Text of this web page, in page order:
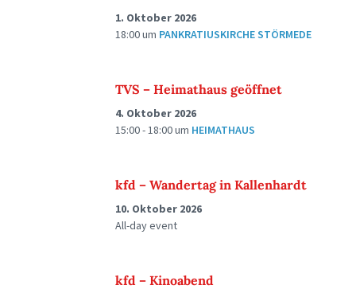
1. Oktober 2026
18:00um PANKRATIUSKIRCHE STÖRMEDE
TVS – Heimathaus geöffnet
4. Oktober 2026
15:00 - 18:00um HEIMATHAUS
kfd – Wandertag in Kallenhardt
10. Oktober 2026
All-day event
kfd – Kinoabend